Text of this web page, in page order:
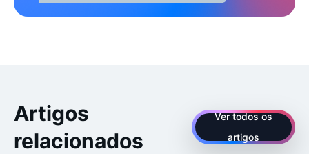
Artigos
relacionados
Ver todos os
artigos